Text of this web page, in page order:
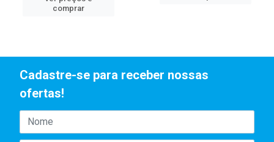
comprar
Cadastre-se para receber nossas
ofertas!